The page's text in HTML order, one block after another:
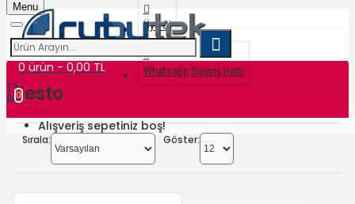
Üye Ol
Whatsapp Sipariş Hattı
Menu
0 ürün - 0,00 TL
0
Alışveriş sepetiniz boş!
Testo
Sırala: Göster: